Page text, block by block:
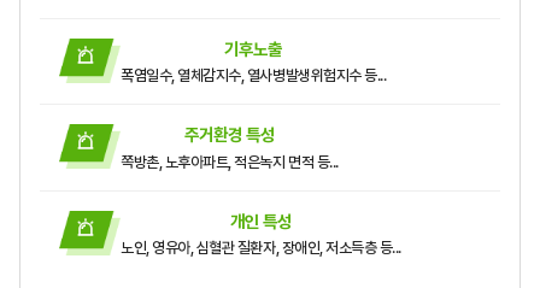
기후노출
폭염일수, 열체감지수, 열사병발생위험지수 등...
주거환경 특성
쪽방촌, 노후아파트, 적은녹지 면적 등...
개인 특성
노인, 영유아, 심혈관 질환자, 장애인, 저소득층 등...